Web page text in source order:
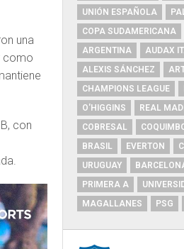
una
como
con
UNIÓN ESPAÑOLA
COPA SUDAMERICANA
ARGENTINA
AUDAX
ALEXIS SÁNCHEZ
CHAMPIONS LEAGUE
O'HIGGINS
REAL
COBRESAL
BRASIL
EVERTON
URUGUAY
PRIMERA A
MAGALLANES
PSG